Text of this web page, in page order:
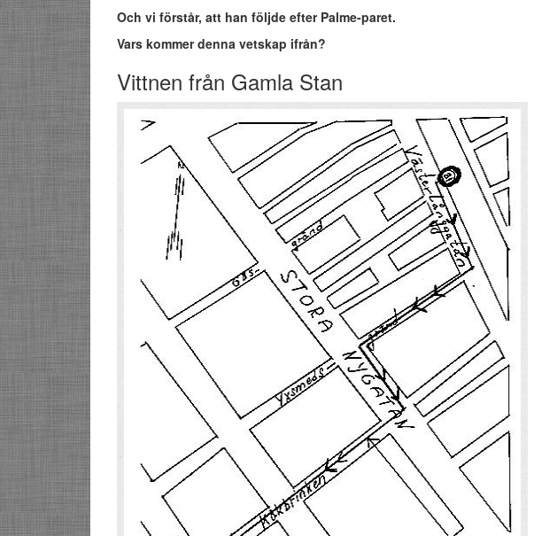
Och vi förstår, att han följde efter Palme-paret.
Vars kommer denna vetskap ifrån?
Vittnen från Gamla Stan